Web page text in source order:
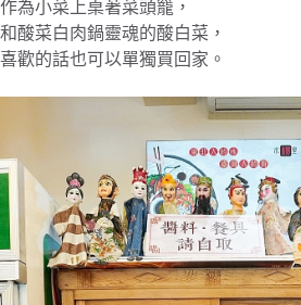
作為小菜上桌著菜頭籠，
和酸菜白肉鍋靈魂的酸白菜，
喜歡的話也可以單獨買回家。